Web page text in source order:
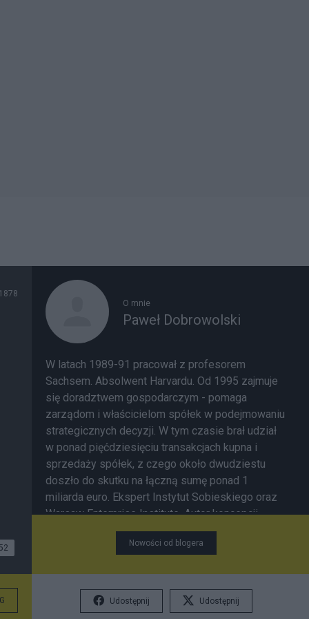
1878
52
O mnie
Paweł Dobrowolski
W latach 1989-91 pracował z profesorem
Sachsem. Absolwent Harvardu. Od 1995 zajmuje
się doradztwem gospodarczym - pomaga
zarządom i właścicielom spółek w podejmowaniu
strategicznych decyzji. W tym czasie brał udział
w ponad pięćdziesięciu transakcjach kupna i
sprzedaży spółek, z czego około dwudziestu
doszło do skutku na łączną sumę ponad 1
miliarda euro. Ekspert Instytut Sobieskiego oraz
Warsaw Enterprise Institute. Autor koncepcji
wprowadzenia do polskiego porządku prawnego
Publicznego Wysłuchania. Pomiędzy rokiem
współpracowników oraz po raz pierwszy w
historii FOR doprowadził do wzrostu środków
Nowości od blogera
Udostępnij Udostępnij